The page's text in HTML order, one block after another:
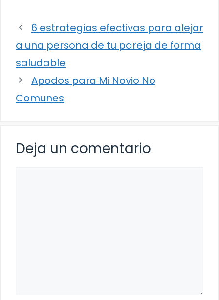
6 estrategias efectivas para alejar
a una persona de tu pareja de forma
saludable
Apodos para Mi Novio No
Comunes
Deja un comentario